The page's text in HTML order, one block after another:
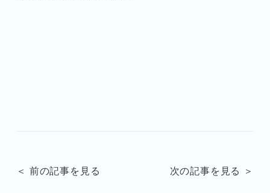
＜ 前の記事を見る 次の記事を見る ＞